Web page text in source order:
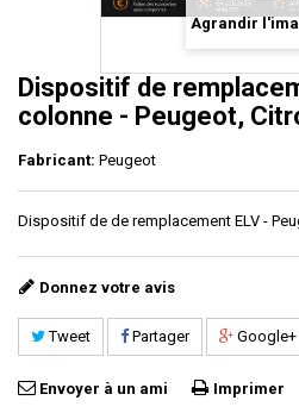
Agrandir
Dispositif de
colonne - Peugeot,
Fabricant: Peugeot
Dispositif de de remplacement ELV -
Donnez votre avis
Tweet Partager Google+
Envoyer à un ami Imprimer